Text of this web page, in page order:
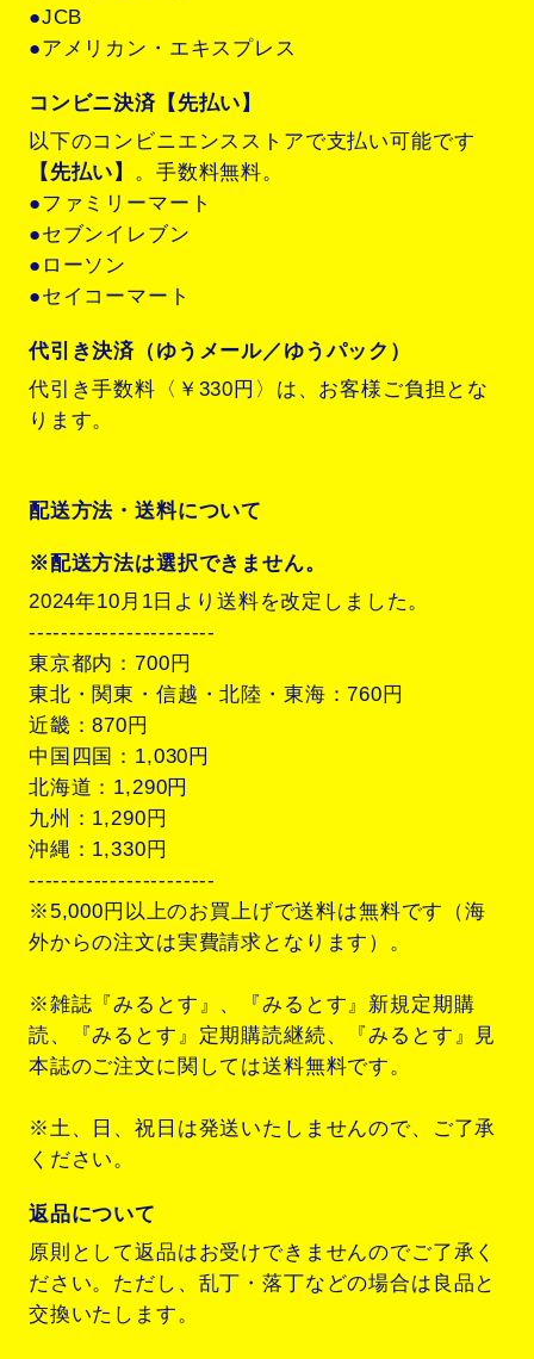
●JCB
●アメリカン・エキスプレス
コンビニ決済【先払い】
以下のコンビニエンスストアで支払い可能です
【先払い】 。手数料無料。
●ファミリーマート
●セブンイレブン
●ローソン
●セイコーマート
代引き決済（ゆうメール／ゆうパック）
代引き手数料〈￥330円〉は、お客様ご負担とな
ります。
配送方法・送料について
※配送方法は選択できません。
2024年10月1日より送料を改定しました。
-----------------------
東京都内：700円
東北・関東・信越・北陸・東海：760円
近畿：870円
中国四国：1,030円
北海道：1,290円
九州：1,290円
沖縄：1,330円
-----------------------
※5,000円以上のお買上げで送料は無料です（海
外からの注文は実費請求となります）。
※雑誌『みるとす』、『みるとす』新規定期購
読、『みるとす』定期購読継続、『みるとす』見
本誌のご注文に関しては送料無料です。
※土、日、祝日は発送いたしませんので、ご了承
ください。
返品について
原則として返品はお受けできませんのでご了承く
ださい。ただし、乱丁・落丁などの場合は良品と
交換いたします。